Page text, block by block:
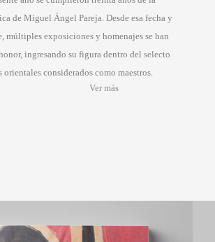
de Miguel Ángel Pareja. Desde esa fecha y
múltiples exposiciones y homenajes se han
ingresando su figura dentro del selecto
orientales considerados como maestros.
Ver más